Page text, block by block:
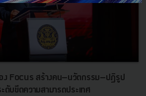
อง Focus สร้างคน–นวัตกรรม–ปฏิรูป
ดับขีดความสามารถประเทศ